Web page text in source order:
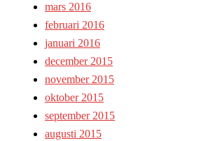
mars 2016
februari 2016
januari 2016
december 2015
november 2015
oktober 2015
september 2015
augusti 2015